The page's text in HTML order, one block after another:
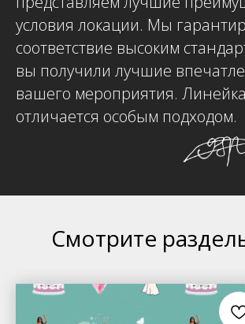
условия локации. Мы
соответствие высоким
вы получили лучшие
вашего мероприятия.
отличается особым подходом.
Смотрите